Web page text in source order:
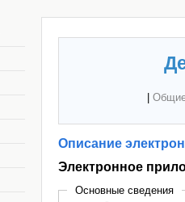
Описание
Электронное
Основные сведения